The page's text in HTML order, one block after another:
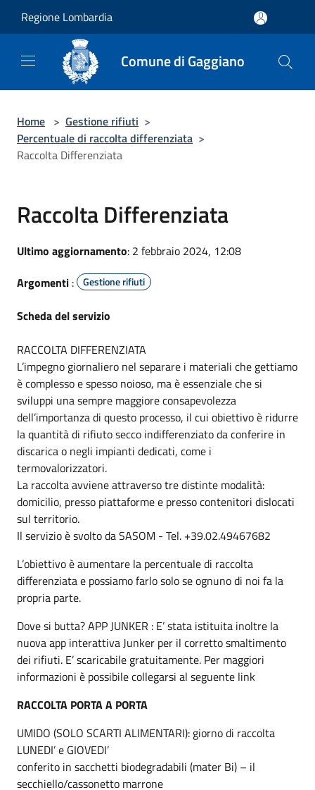
Regione Lombardia
Comune di Gaggiano
Home > Gestione rifiuti >
Percentuale di raccolta differenziata >
Raccolta Differenziata
Raccolta Differenziata
Ultimo aggiornamento: 2 febbraio 2024, 12:08
Argomenti : Gestione rifiuti
Scheda del servizio
RACCOLTA DIFFERENZIATA
L’impegno giornaliero nel separare i materiali che gettiamo
è complesso e spesso noioso, ma è essenziale che si
sviluppi una sempre maggiore consapevolezza
dell’importanza di questo processo, il cui obiettivo è ridurre
la quantità di rifiuto secco indifferenziato da conferire in
discarica o negli impianti dedicati, come i
termovalorizzatori.
La raccolta avviene attraverso tre distinte modalità:
domicilio, presso piattaforme e presso contenitori dislocati
sul territorio.
Il servizio è svolto da SASOM - Tel. +39.02.49467682
L’obiettivo è aumentare la percentuale di raccolta
differenziata e possiamo farlo solo se ognuno di noi fa la
propria parte.
Dove si butta? APP JUNKER : E’ stata istituita inoltre la
nuova app interattiva Junker per il corretto smaltimento
dei rifiuti. E’ scaricabile gratuitamente. Per maggiori
informazioni è possibile collegarsi al seguente link
RACCOLTA PORTA A PORTA
UMIDO (SOLO SCARTI ALIMENTARI): giorno di raccolta
LUNEDI’ e GIOVEDI’
conferito in sacchetti biodegradabili (mater Bi) – il
secchiello/cassonetto marrone